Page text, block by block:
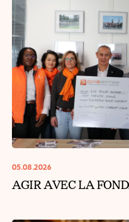
05.08.2026
AGIR AVEC LA